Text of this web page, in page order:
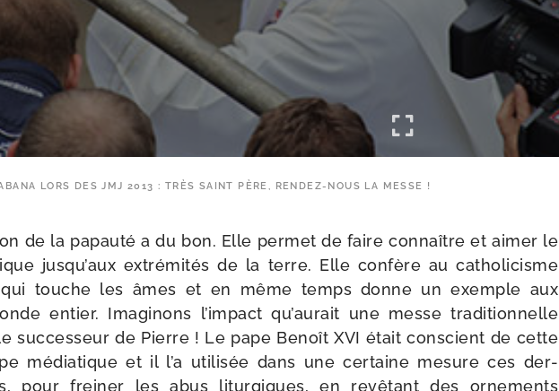
LORS DES JMJ 2013 : TRÈS SAINT PÈRE, RENDEZ-NOUS LA MESSE !
de la papau­té a du bon. Elle per­met de faire connaître et aimer le
jusqu’aux extré­mi­tés de la terre. Elle confère au catho­li­cisme
touche les âmes et en même temps donne un exemple aux
entier. Imaginons l’impact qu’aurait une messe tra­di­tion­nelle
suc­ces­seur de Pierre ! Le pape Benoît XVI était conscient de cette
média­tique et il l’a uti­li­sée dans une cer­taine mesure ces der­
pour frei­ner les abus litur­giques, en revê­tant des orne­ments